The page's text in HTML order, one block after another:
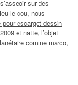
sur des
le cou, nous
pour escargot dessin
et natte, l’objet
comme marco,